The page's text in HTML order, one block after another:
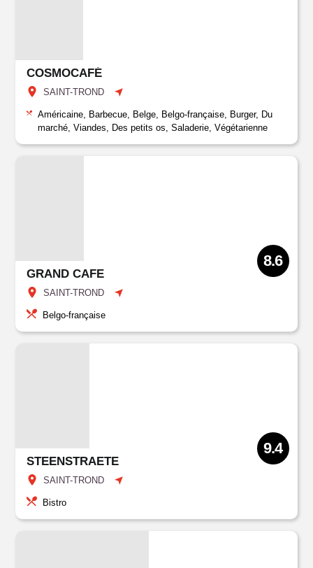
COSMOCAFÉ
SAINT-TROND
Américaine, Barbecue, Belge, Belgo-française, Burger, Du
marché, Viandes, Des petits os, Saladerie, Végétarienne
GRAND CAFE
SAINT-TROND
8.6
Belgo-française
STEENSTRAETE
SAINT-TROND
9.4
Bistro